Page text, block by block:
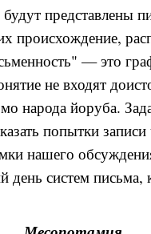
представлены
происхождение,
— это
не входят
народа йоруба.
попытки
нашего
день систем письма,